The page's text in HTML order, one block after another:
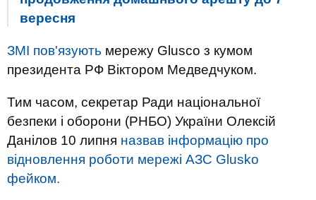
вересня
ЗМІ пов'язують мережу Glusco з кумом
президента РФ Віктором Медведчуком.
Тим часом, секретар Ради національної
безпеки і оборони (РНБО) України Олексій
Данілов 10 липня назвав інформацію про
відновлення роботи мережі АЗС Glusko
фейком.